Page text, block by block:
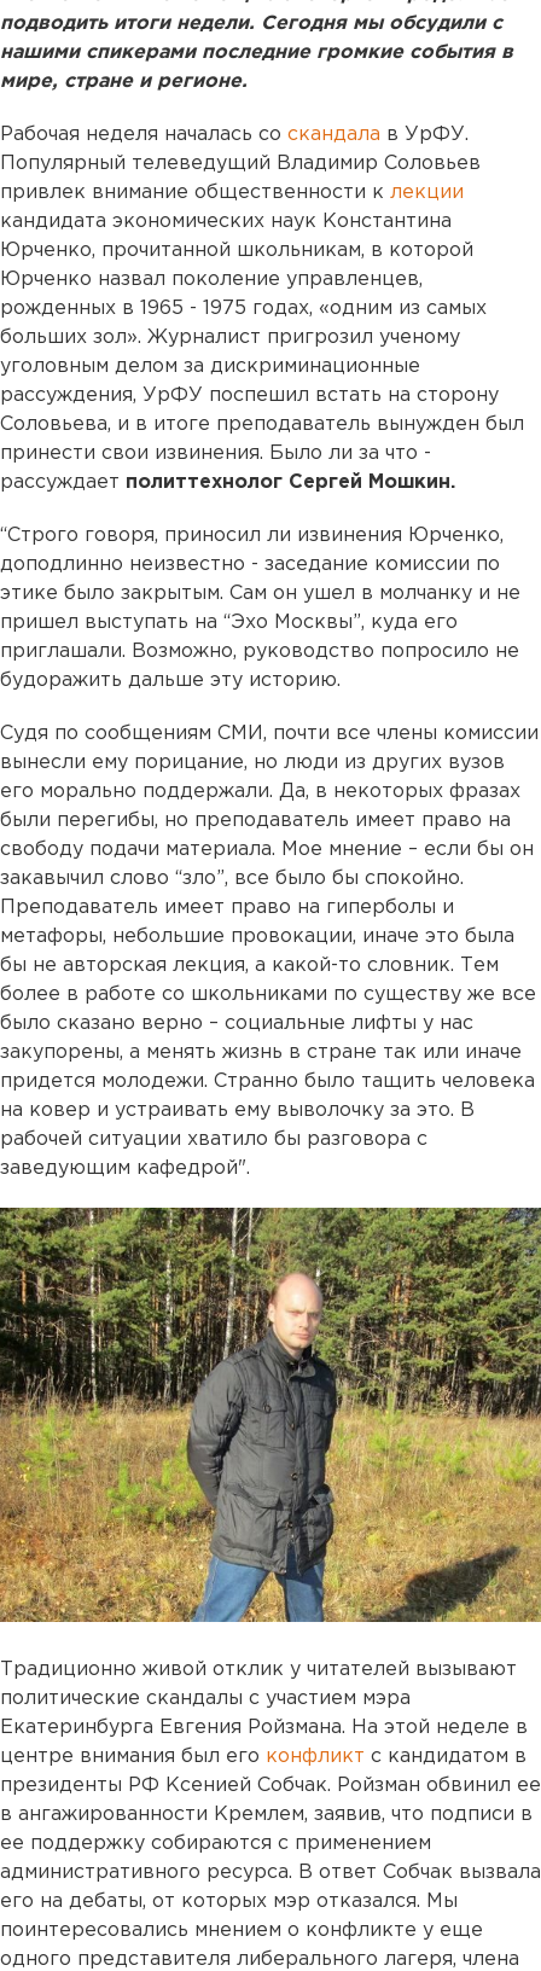
подводить итоги недели. Сегодня мы обсудили с
нашими спикерами последние громкие события в
мире, стране и регионе.
Рабочая неделя началась со скандала в УрФУ.
Популярный телеведущий Владимир Соловьев
привлек внимание общественности к лекции
кандидата экономических наук Константина
Юрченко, прочитанной школьникам, в которой
Юрченко назвал поколение управленцев,
рожденных в 1965 - 1975 годах, «одним из самых
больших зол». Журналист пригрозил ученому
уголовным делом за дискриминационные
рассуждения, УрФУ поспешил встать на сторону
Соловьева, и в итоге преподаватель вынужден был
принести свои извинения. Было ли за что -
рассуждает политтехнолог Сергей Мошкин.
“Строго говоря, приносил ли извинения Юрченко,
доподлинно неизвестно - заседание комиссии по
этике было закрытым. Сам он ушел в молчанку и не
пришел выступать на “Эхо Москвы”, куда его
приглашали. Возможно, руководство попросило не
будоражить дальше эту историю.
Судя по сообщениям СМИ, почти все члены комиссии
вынесли ему порицание, но люди из других вузов
его морально поддержали. Да, в некоторых фразах
были перегибы, но преподаватель имеет право на
свободу подачи материала. Мое мнение – если бы он
закавычил слово “зло”, все было бы спокойно.
Преподаватель имеет право на гиперболы и
метафоры, небольшие провокации, иначе это была
бы не авторская лекция, а какой-то словник. Тем
более в работе со школьниками по cуществу же все
было сказано верно – социальные лифты у нас
закупорены, а менять жизнь в стране так или иначе
придется молодежи. Странно было тащить человека
на ковер и устраивать ему выволочку за это. В
рабочей ситуации хватило бы разговора с
заведующим кафедрой".
Традиционно живой отклик у читателей вызывают
политические скандалы с участием мэра
Екатеринбурга Евгения Ройзмана. На этой неделе в
центре внимания был его конфликт с кандидатом в
президенты РФ Ксенией Собчак. Ройзман обвинил ее
в ангажированности Кремлем, заявив, что подписи в
ее поддержку собираются с применением
административного ресурса. В ответ Собчак вызвала
его на дебаты, от которых мэр отказался. Мы
поинтересовались мнением о конфликте у еще
одного представителя либерального лагеря, члена